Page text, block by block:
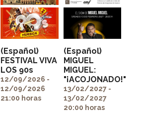
" alt=""
itemprop="image">
(Español)
FESTIVAL VIVA
LOS 90s
12/09/2026 -
12/09/2026
21:00 horas
" alt=""
itemprop="image">
(Español)
MIGUEL
MIGUEL:
"¡ACOJONADO!"
13/02/2027 -
13/02/2027
20:00 horas